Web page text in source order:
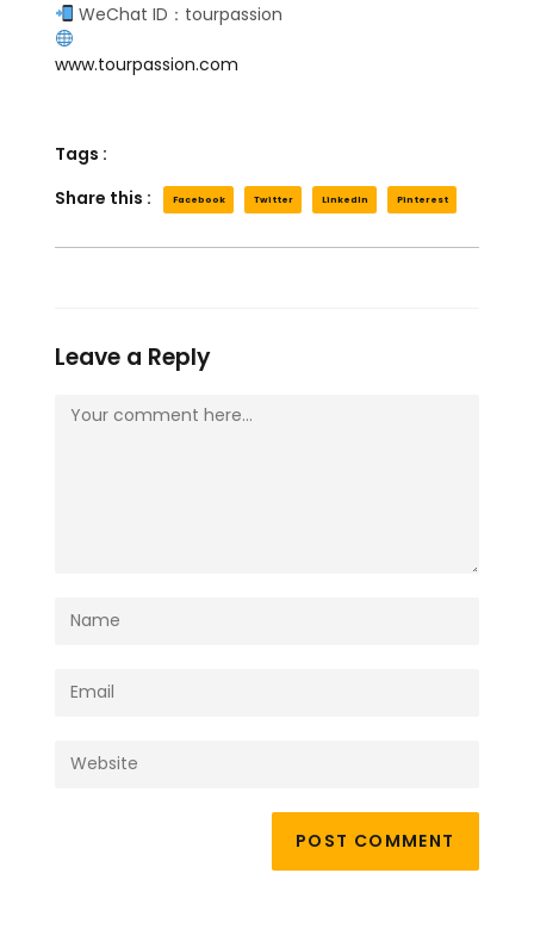
WeChat ID：tourpassion
www.tourpassion.com
Tags :
Share this :
Facebook Twitter LinkedIn Pinterest
Leave a Reply